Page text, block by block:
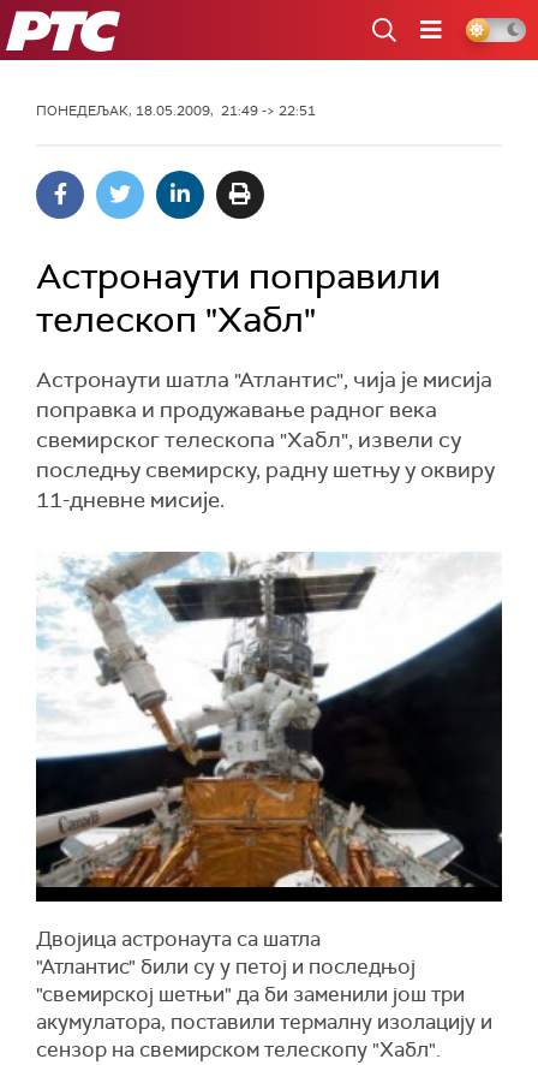
РТС
ПОНЕДЕЉАК, 18.05.2009, 21:49 -> 22:51
Астронаути поправили
телескоп "Хабл"
Астронаути шатла "Атлантис", чија је мисија
поправка и продужавање радног века
свемирског телескопа "Хабл", извели су
последњу свемирску, радну шетњу у оквиру
11-дневне мисије.
Двојица астронаута са шатла
"Атлантис" били су у петој и последњој
"свемирској шетњи" да би заменили још три
акумулатора, поставили термалну изолацију и
сензор на свемирском телескопу "Хабл".